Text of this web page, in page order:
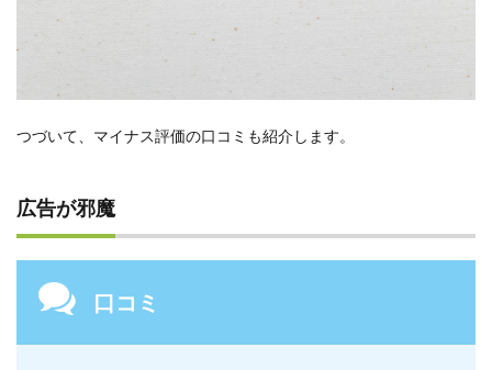
つづいて、マイナス評価の口コミも紹介します。
広告が邪魔
口コミ